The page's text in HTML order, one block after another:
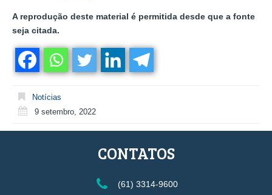
A reprodução deste material é permitida desde que a fonte
seja citada.
Notícias
9 setembro, 2022
CONTATOS
(61) 3314-9600